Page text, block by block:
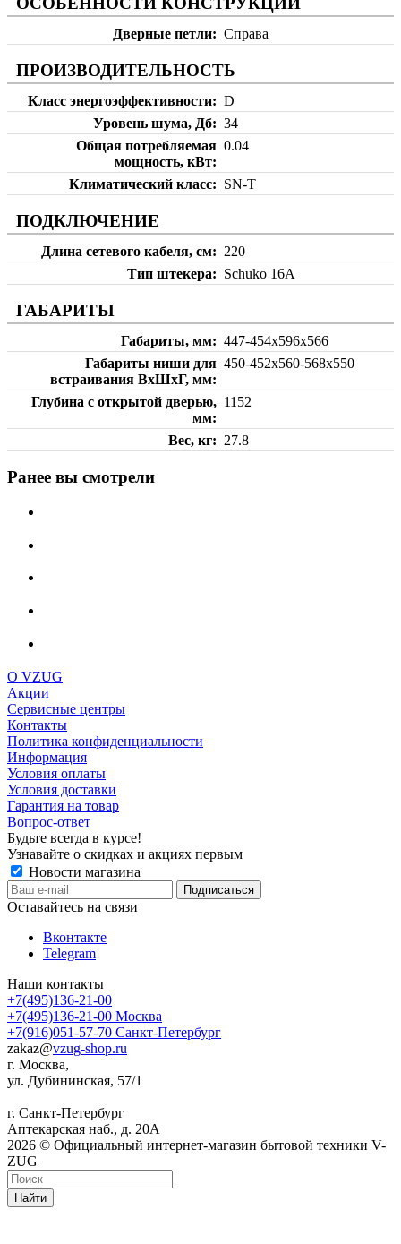
Дверные петли Справа
ПРОИЗВОДИТЕЛЬНОСТЬ
Класс энергоэффективности
D
Уровень шума, Дб
34
Общая потребляемая
мощность, кВт
0.04
Климатический класс SN-T
ПОДКЛЮЧЕНИЕ
Длина сетевого кабеля, см
220
Тип штекера
Schuko 16A
ГАБАРИТЫ
Габариты, мм
447-454х596х566
Габариты ниши для
встраивания ВхШхГ, мм
450-452х560-568х550
Глубина с открытой дверью,
мм
1152
Вес, кг 27.8
Ранее вы смотрели
О VZUG
Акции
Сервисные центры
Контакты
Политика конфиденциальности
Информация
Условия оплаты
Условия доставки
Гарантия на товар
Вопрос-ответ
Будьте всегда в курсе!
Узнавайте о скидках и акциях первым
Новости магазина
Оставайтесь на связи
Вконтакте
Telegram
Наши контакты
+7(495)136-21-00‬
+7(495)136-21-00‬ Москва
+7(916)051-57-70 Санкт-Петербург
zakaz@vzug-shop.ru
г. Москва,
ул. Дубининская, 57/1
г. Санкт-Петербург
Аптекарская наб., д. 20А
2026 © Официальный интернет-магазин бытовой техники V-
ZUG
Найти